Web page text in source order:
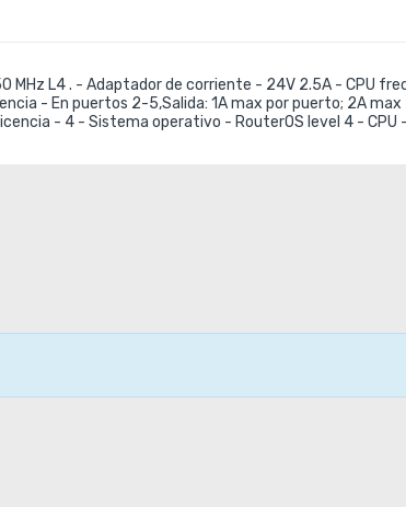
MHz L4 . - Adaptador de corriente - 24V 2.5A - CPU
- En puertos 2-5,Salida: 1A max por puerto; 2A
- 4 - Sistema operativo - RouterOS level 4 - CPU